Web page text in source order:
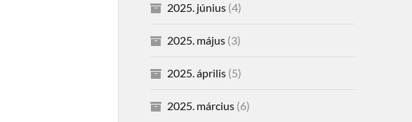
2025. június(4)
2025. május(3)
2025. április(5)
2025. március(6)